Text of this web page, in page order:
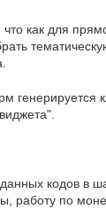
как для
генерируется
кодов в
работу по